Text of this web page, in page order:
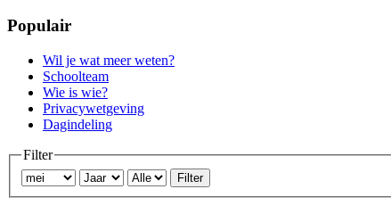
Populair
Wil je wat meer weten?
Schoolteam
Wie is wie?
Privacywetgeving
Dagindeling
Filter
Filter